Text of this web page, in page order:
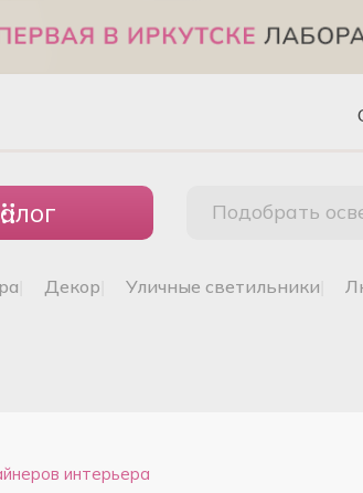
Подобрать
бра декор уличные светильники
интерьера